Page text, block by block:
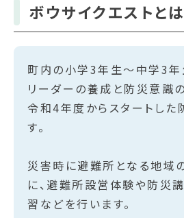
ボウサイクエストとは
町内の小学3年生～中学3年
リーダーの養成と防災意識
令和4年度からスタートした
す。
災害時に避難所となる地域
に、避難所設営体験や防災
習などを行います。